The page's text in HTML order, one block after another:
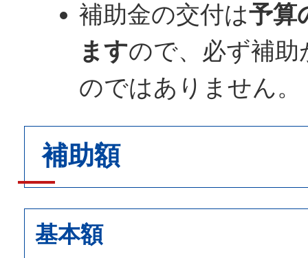
補助金の交付は予算
ますので、必ず補
のではありません。
補助額
基本額